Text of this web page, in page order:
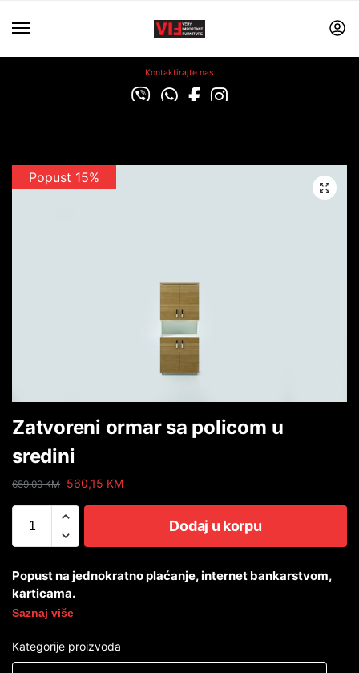
Kontaktirajte nas
Popust 15%
Zatvoreni ormar sa policom u
sredini
659,00KM 560,15 KM
Dodaj u korpu
Popust na jednokratno plaćanje, internet bankarstvom,
karticama.
Saznaj više
Kategorije proizvoda